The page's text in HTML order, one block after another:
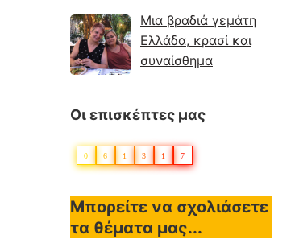
Μια βραδιά γεμάτη
Ελλάδα, κρασί και
συναίσθημα
Οι επισκέπτες μας
0 6 1 3 1 7
Μπορείτε να σχολιάσετε
τα θέματα μας...